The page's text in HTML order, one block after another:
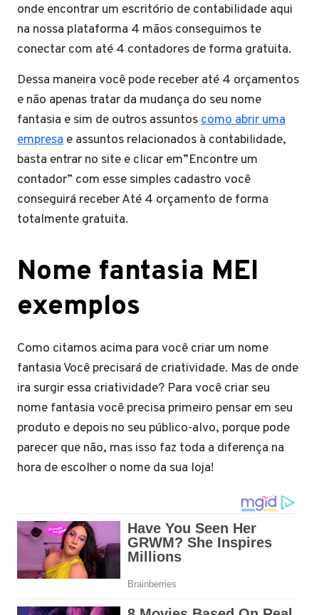
onde encontrar um escritório de contabilidade aqui
na nossa plataforma 4 mãos conseguimos te
conectar com até 4 contadores de forma gratuita.
Dessa maneira você pode receber até 4 orçamentos
e não apenas tratar da mudança do seu nome
fantasia e sim de outros assuntoscomo abrir uma
empresa e assuntos relacionados à contabilidade,
basta entrar no site e clicar em”Encontre um
contador” com esse simples cadastro você
conseguirá receber Até 4 orçamento de forma
totalmente gratuita.
Nome fantasia MEI
exemplos
Como citamos acima para você criar um nome
fantasia Você precisará de criatividade. Mas de onde
ira surgir essa criatividade? Para você criar seu
nome fantasia você precisa primeiro pensar em seu
produto e depois no seu público-alvo, porque pode
parecer que não, mas isso faz toda a diferença na
hora de escolher o nome da sua loja!